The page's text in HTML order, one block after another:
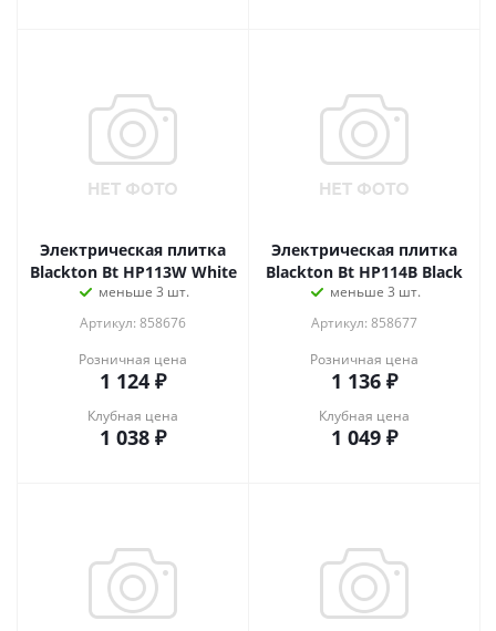
Электрическая плитка
Blackton Bt HP113W White
меньше 3 шт.
Артикул: 858676
Розничная цена
1 124 ₽
Клубная цена
1 038 ₽
Электрическая плитка
Blackton Bt HP114B Black
меньше 3 шт.
Артикул: 858677
Розничная цена
1 136 ₽
Клубная цена
1 049 ₽